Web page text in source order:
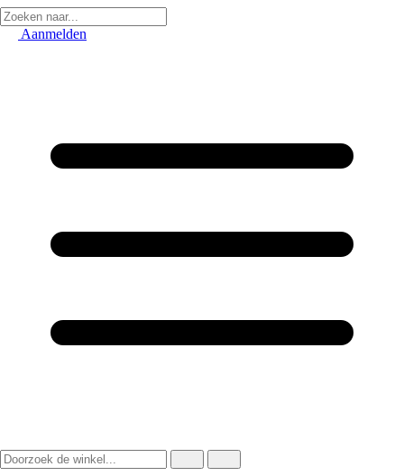
Aanmelden